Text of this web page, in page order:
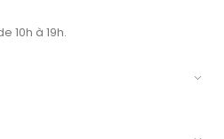
10h à 19h.